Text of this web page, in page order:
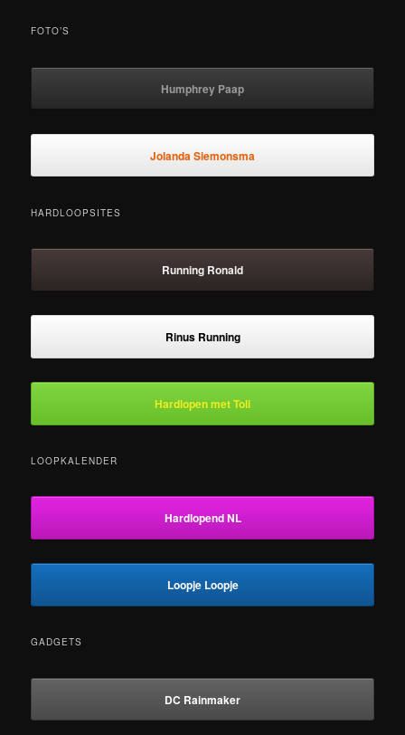
FOTO’S
Humphrey Paap
Jolanda Siemonsma
HARDLOOPSITES
Running Ronald
Rinus Running
Hardlopen met Toli
LOOPKALENDER
Hardlopend NL
Loopje Loopje
GADGETS
DC Rainmaker